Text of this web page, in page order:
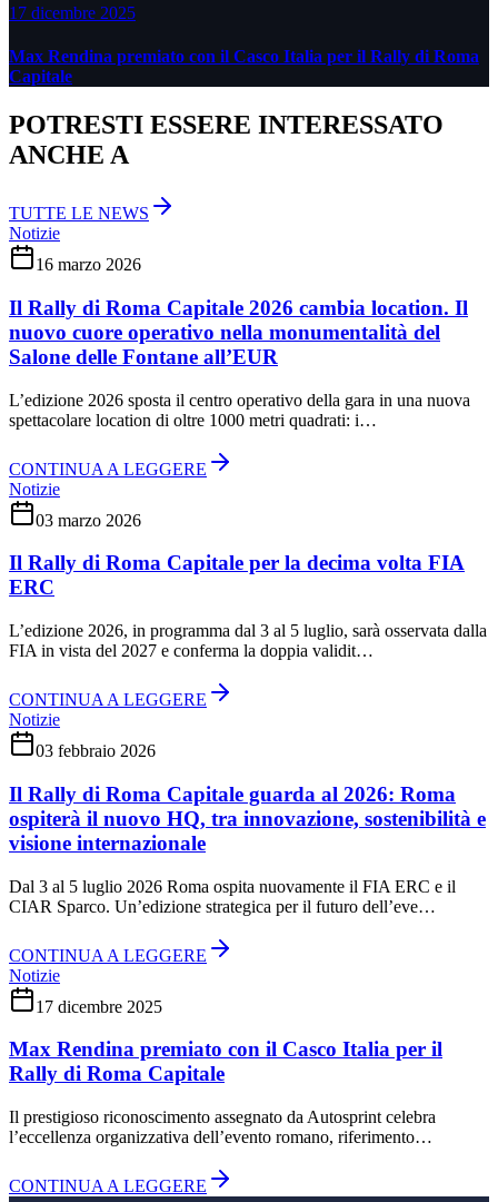
17 dicembre 2025
Max Rendina premiato con il Casco Italia per il Rally di Roma
Capitale
POTRESTI ESSERE INTERESSATO
ANCHE A
TUTTE LE NEWS
Notizie
16 marzo 2026
Il Rally di Roma Capitale 2026 cambia location. Il
nuovo cuore operativo nella monumentalità del
Salone delle Fontane all’EUR
L’edizione 2026 sposta il centro operativo della gara in una nuova
spettacolare location di oltre 1000 metri quadrati: i…
CONTINUA A LEGGERE
Notizie
03 marzo 2026
Il Rally di Roma Capitale per la decima volta FIA
ERC
L’edizione 2026, in programma dal 3 al 5 luglio, sarà osservata dalla
FIA in vista del 2027 e conferma la doppia validit…
CONTINUA A LEGGERE
Notizie
03 febbraio 2026
Il Rally di Roma Capitale guarda al 2026: Roma
ospiterà il nuovo HQ, tra innovazione, sostenibilità e
visione internazionale
Dal 3 al 5 luglio 2026 Roma ospita nuovamente il FIA ERC e il
CIAR Sparco. Un’edizione strategica per il futuro dell’eve…
CONTINUA A LEGGERE
Notizie
17 dicembre 2025
Max Rendina premiato con il Casco Italia per il
Rally di Roma Capitale
Il prestigioso riconoscimento assegnato da Autosprint celebra
l’eccellenza organizzativa dell’evento romano, riferimento…
CONTINUA A LEGGERE